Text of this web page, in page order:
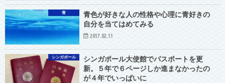
青
青色が好きな人の性格や心理に青好きの
自分を当てはめてみる
2017.02.11
シンガポール
シンガポール大使館でパスポートを更
新。５年で６ページしか進まなかったの
が４年でいっぱいに